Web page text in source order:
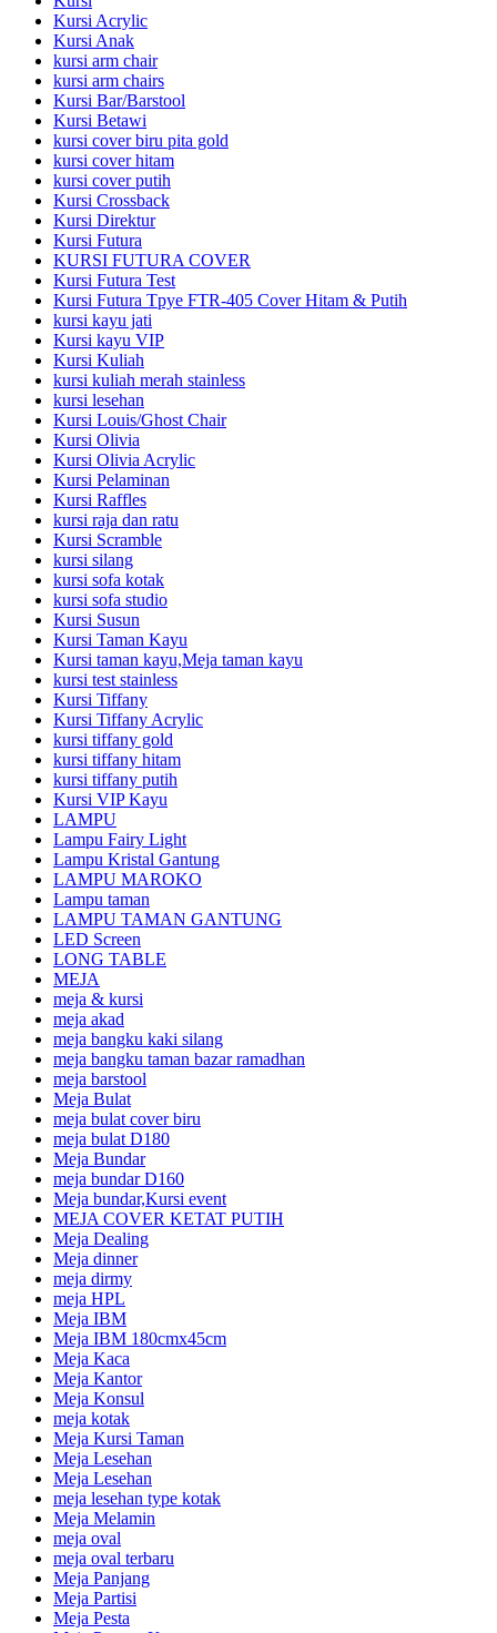
Kursi Acrylic
Kursi Anak
kursi arm chair
kursi arm chairs
Kursi Bar/Barstool
Kursi Betawi
kursi cover biru pita gold
kursi cover hitam
kursi cover putih
Kursi Crossback
Kursi Direktur
Kursi Futura
KURSI FUTURA COVER
Kursi Futura Test
Kursi Futura Tpye FTR-405 Cover Hitam & Putih
kursi kayu jati
Kursi kayu VIP
Kursi Kuliah
kursi kuliah merah stainless
kursi lesehan
Kursi Louis/Ghost Chair
Kursi Olivia
Kursi Olivia Acrylic
Kursi Pelaminan
Kursi Raffles
kursi raja dan ratu
Kursi Scramble
kursi silang
kursi sofa kotak
kursi sofa studio
Kursi Susun
Kursi Taman Kayu
Kursi taman kayu,Meja taman kayu
kursi test stainless
Kursi Tiffany
Kursi Tiffany Acrylic
kursi tiffany gold
kursi tiffany hitam
kursi tiffany putih
Kursi VIP Kayu
LAMPU
Lampu Fairy Light
Lampu Kristal Gantung
LAMPU MAROKO
Lampu taman
LAMPU TAMAN GANTUNG
LED Screen
LONG TABLE
MEJA
meja & kursi
meja akad
meja bangku kaki silang
meja bangku taman bazar ramadhan
meja barstool
Meja Bulat
meja bulat cover biru
meja bulat D180
Meja Bundar
meja bundar D160
Meja bundar,Kursi event
MEJA COVER KETAT PUTIH
Meja Dealing
Meja dinner
meja dirmy
meja HPL
Meja IBM
Meja IBM 180cmx45cm
Meja Kaca
Meja Kantor
Meja Konsul
meja kotak
Meja Kursi Taman
Meja Lesehan
Meja Lesehan
meja lesehan type kotak
Meja Melamin
meja oval
meja oval terbaru
Meja Panjang
Meja Partisi
Meja Pesta